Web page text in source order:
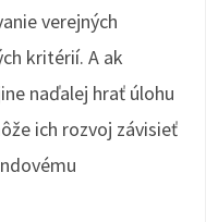
verejných
kritérií. A ak
naďalej hrať úlohu
ich rozvoj závisieť